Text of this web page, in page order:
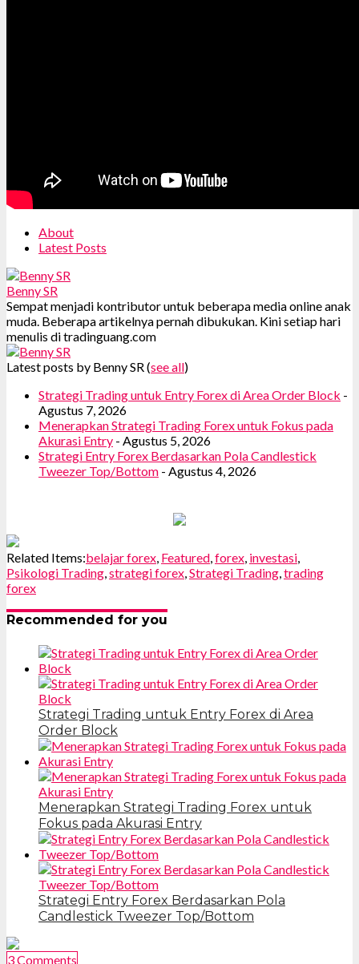
About
Latest Posts
Benny SR
Sempat menjadi kontributor untuk beberapa media online anak
muda. Beberapa artikelnya pernah dibukukan. Kini setiap hari
menulis di tradinguang.com
Latest posts by Benny SR(see all)
Strategi Trading untuk Entry Forex di Area Order Block -
Agustus 7, 2026
Menerapkan Strategi Trading Forex untuk Fokus pada
Akurasi Entry - Agustus 5, 2026
Strategi Entry Forex Berdasarkan Pola Candlestick
Tweezer Top/Bottom - Agustus 4, 2026
Related Items:belajar forex, Featured,forex, investasi,
Psikologi Trading,strategi forex,Strategi Trading,trading
forex
Recommended for you
Strategi Trading untuk Entry Forex di Area
Order Block
Menerapkan Strategi Trading Forex untuk
Fokus pada Akurasi Entry
Strategi Entry Forex Berdasarkan Pola
Candlestick Tweezer Top/Bottom
3 Comments